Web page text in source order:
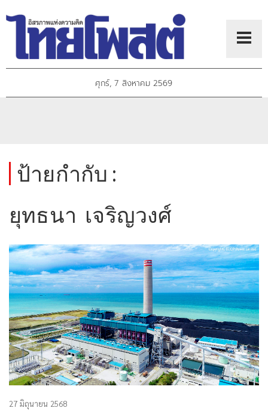
ศุกร์, 7 สิงหาคม 2569
ป้ายกำกับ :
ยุทธนา เจริญวงศ์
27 มิถุนายน 2568